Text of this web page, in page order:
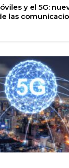
y el 5G:
las